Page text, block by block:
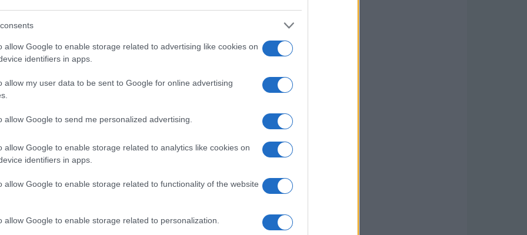
allow Google to enable storage related to advertising like cookies on
identifiers in apps.
allow my user data to be sent to Google for online advertising
allow Google to send me personalized advertising.
allow Google to enable storage related to analytics like cookies on
identifiers in apps.
allow Google to enable storage related to functionality of the website
allow Google to enable storage related to personalization.
d’origine
ideato per attestare che una certa quantità di
Tuttavia, i produttori affrontano difficoltà
richieste. Questo articolo si propone di
di questo sistema, evidenziando le
e le possibili soluzioni per semplificare il
un meccanismo